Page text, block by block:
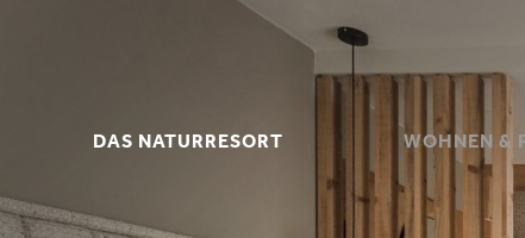
DAS NATURRESORT WOHNEN &
WOHNEN &